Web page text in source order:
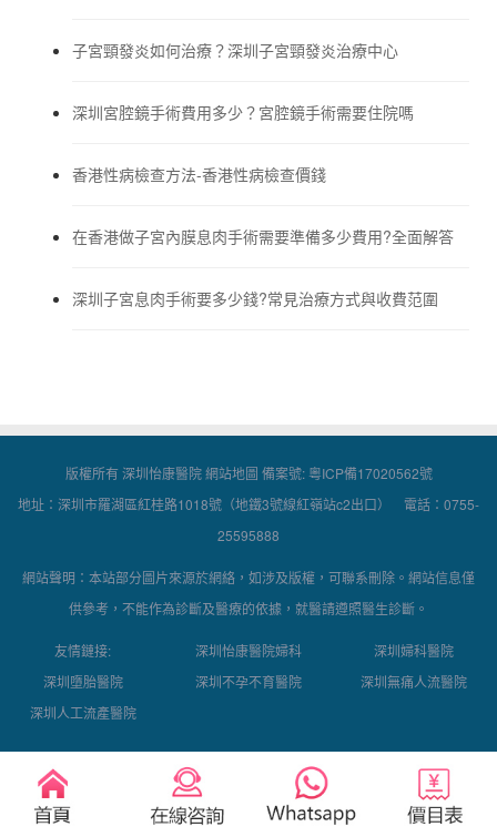
子宮頸發炎如何治療？深圳子宮頸發炎治療中心
深圳宮腔鏡手術費用多少？宮腔鏡手術需要住院嗎
香港性病檢查方法-香港性病檢查價錢
在香港做子宮內膜息肉手術需要準備多少費用?全面解答
深圳子宮息肉手術要多少錢?常見治療方式與收費范圍
版權所有 深圳怡康醫院網站地圖 備案號:粵ICP備17020562號
地址：深圳市羅湖區紅桂路1018號（地鐵3號線紅嶺站c2出口） 電話：0755-
25595888
網站聲明：本站部分圖片來源於網絡，如涉及版權，可聯系刪除。網站信息僅
供參考，不能作為診斷及醫療的依據，就醫請遵照醫生診斷。
友情鏈接: 深圳怡康醫院婦科
深圳婦科醫院
深圳墮胎醫院
深圳不孕不育醫院
深圳無痛人流醫院
深圳人工流產醫院